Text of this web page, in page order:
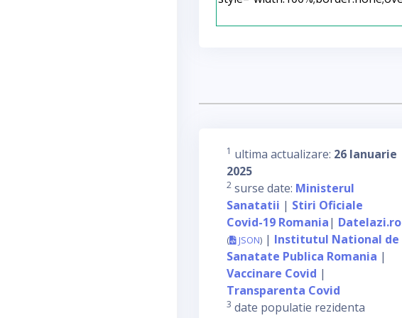
1 ultima actualizare: 26 Ianuarie
2025
2 surse date: Ministerul
Sanatatii | Stiri Oficiale
Covid-19 Romania| Datelazi.ro
( JSON) | Institutul National de
Sanatate Publica Romania |
Vaccinare Covid |
Transparenta Covid
3 date populatie rezidenta